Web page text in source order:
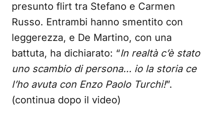
presunto flirt tra Stefano e Carmen
Russo. Entrambi hanno smentito con
leggerezza, e De Martino, con una
battuta, ha dichiarato: “In realtà c’è stato
uno scambio di persona… io la storia ce
l’ho avuta con Enzo Paolo Turchi!”.
(continua dopo il video)